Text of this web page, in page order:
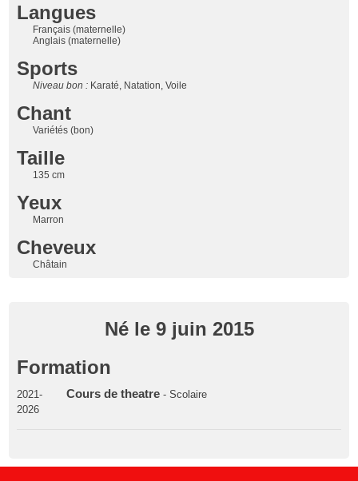
Langues
Français (maternelle)
Anglais (maternelle)
Sports
Niveau bon : Karaté, Natation, Voile
Chant
Variétés (bon)
Taille
135 cm
Yeux
Marron
Cheveux
Châtain
Né le 9 juin 2015
Formation
2021-
2026
Cours de theatre- Scolaire